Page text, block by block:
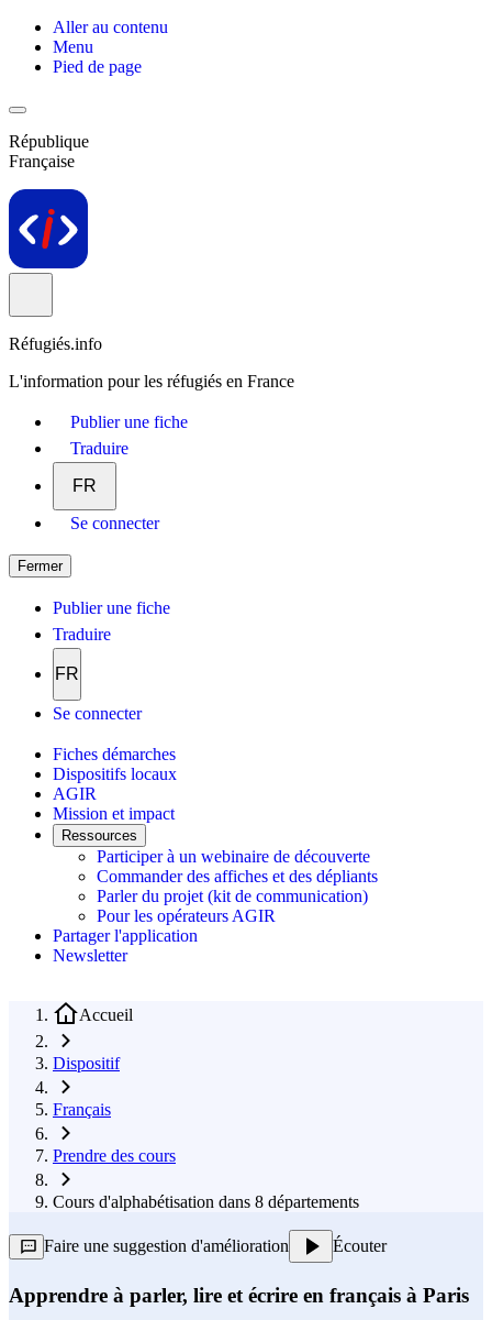
Aller au contenu
Menu
Pied de page
République
Française
Réfugiés.info
L'information pour les réfugiés en France
Publier une fiche
Traduire
FR
Se connecter
Fermer
Publier une fiche
Traduire
FR
Se connecter
Fiches démarches
Dispositifs locaux
AGIR
Mission et impact
Ressources
Participer à un webinaire de découverte
Commander des affiches et des dépliants
Parler du projet (kit de communication)
Pour les opérateurs AGIR
Partager l'application
Newsletter
Accueil
Dispositif
Français
Prendre des cours
Cours d'alphabétisation dans 8 départements
Faire une suggestion d'amélioration Écouter
Apprendre à parler, lire et écrire en français à Paris